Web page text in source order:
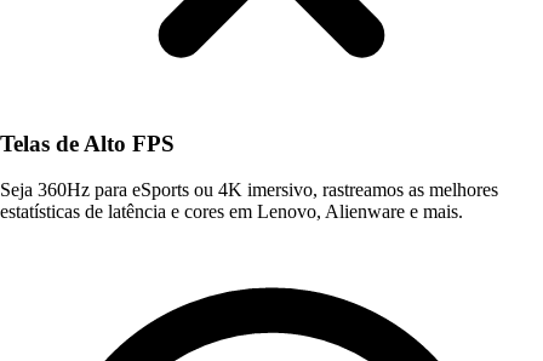
Telas de Alto FPS
Seja 360Hz para eSports ou 4K imersivo, rastreamos as melhores
estatísticas de latência e cores em Lenovo, Alienware e mais.